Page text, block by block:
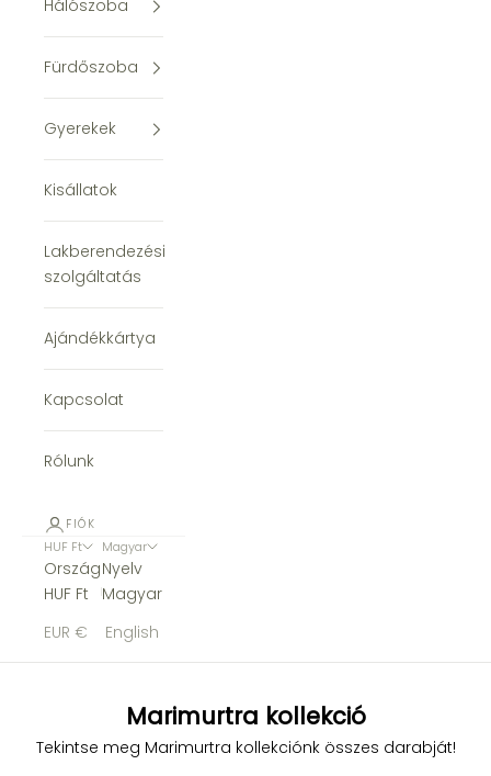
Hálószoba
Fürdőszoba
Gyerekek
Kisállatok
Lakberendezési
szolgáltatás
Ajándékkártya
Kapcsolat
Rólunk
FIÓK
HUF Ft
Ország
HUF Ft
EUR €
Magyar
Nyelv
Magyar
English
Marimurtra kollekció
Tekintse meg Marimurtra kollekciónk összes darabját!